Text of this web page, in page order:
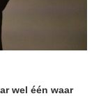
wel één waar